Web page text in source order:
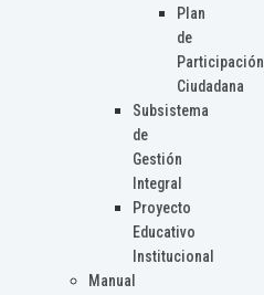
Plan
de
Participación
Ciudadana
Subsistema
de
Gestión
Integral
Proyecto
Educativo
Institucional
Manual